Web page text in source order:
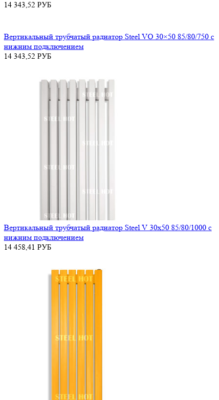
14 343,52 РУБ
Вертикальный трубчатый радиатор Steel VO 30×50 85/80/750 с
нижним подключением
14 343,52 РУБ
Вертикальный трубчатый радиатор Steel V 30х50 85/80/1000 с
нижним подключением
14 458,41 РУБ